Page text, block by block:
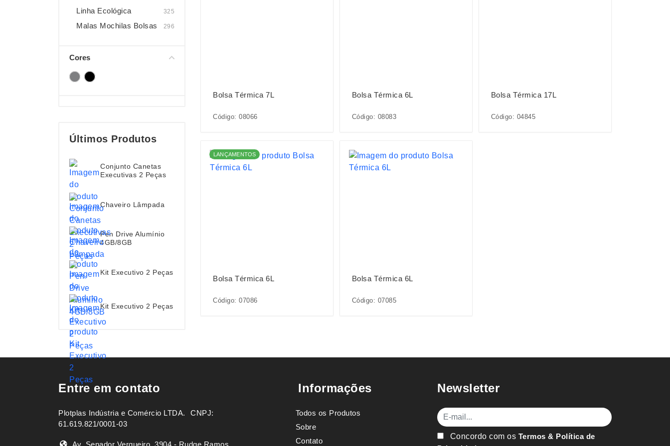
Linha Ecológica 325
Malas Mochilas Bolsas 296
Cores
Últimos Produtos
Conjunto Canetas
Executivas 2 Peças
Chaveiro Lâmpada
Pen Drive Alumínio
4GB/8GB
Kit Executivo 2 Peças
Kit Executivo 2 Peças
Bolsa Térmica 7L
Código: 08066
Bolsa Térmica 6L
Código: 08083
Bolsa Térmica 17L
Código: 04845
LANÇAMENTOS
Bolsa Térmica 6L
Código: 07086
Bolsa Térmica 6L
Código: 07085
Entre em contato
Plotplas Indústria e Comércio LTDA. ㅤㅤㅤ CNPJ:
61.619.821/0001-03
Informações
Todos os Produtos
Sobre
Contato
Newsletter
E-mail
Concordo com os Termos & Política de